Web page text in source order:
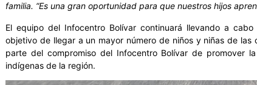
familia. “Es una gran oportunidad para que nuestros hijos
El equipo del Infocentro Bolívar continuará llevando a
objetivo de llegar a un mayor número de niños y niñas de
parte del compromiso del Infocentro Bolívar de promover
indígenas de la región.